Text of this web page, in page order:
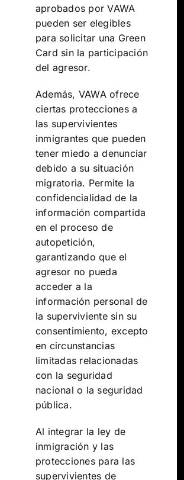
aprobados por VAWA
pueden ser elegibles
para solicitar una Green
Card sin la participación
del agresor.
Además, VAWA ofrece
ciertas protecciones a
las supervivientes
inmigrantes que pueden
tener miedo a denunciar
debido a su situación
migratoria. Permite la
confidencialidad de la
información compartida
en el proceso de
autopetición,
garantizando que el
agresor no pueda
acceder a la
información personal de
la superviviente sin su
consentimiento, excepto
en circunstancias
limitadas relacionadas
con la seguridad
nacional o la seguridad
pública.
Al integrar la ley de
inmigración y las
protecciones para las
supervivientes de